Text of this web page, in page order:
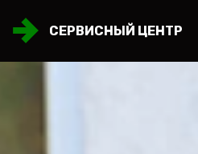
СЕРВИСНЫЙ ЦЕНТР